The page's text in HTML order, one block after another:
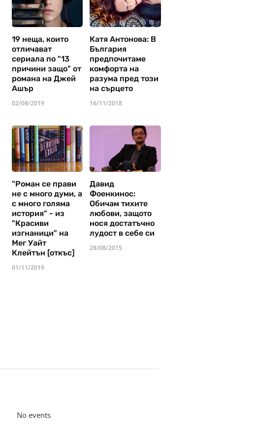
19 неща, които
отличават
сериала по "13
причини защо" от
романа на Джей
Ашър
02/08/2019
Катя Антонова: В
България
предпочитаме
комфорта на
разума пред този
на сърцето
16/11/2018
"Роман се прави
не с много думи, а
с много голяма
история" - из
"Красиви
изгнаници" на
Мег Уайт
Клейтън [откъс]
01/11/2019
Давид
Фоенкинос:
Обичам тихите
любови, защото
нося достатъчно
лудост в себе си
28/08/2015
No events